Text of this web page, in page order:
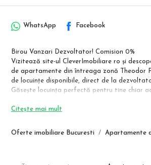
Oferte imobiliare Bucuresti Apartamente
WhatsApp Facebook
Birou Vanzari Dezvoltator! Comision 0%
Vizitează site-ul CleverImobiliare ro și
de apartamente din întreaga zonă Theodor
de locuințe disponibile, direct de la
Găsește locuința perfectă pentru tine chiar
Pret avans 90%: 87.332 Euro + TVA
Citește mai mult